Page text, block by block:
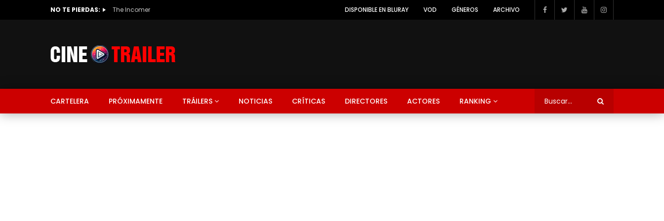
NO TE PIERDAS: The Incomer DISPONIBLE EN BLURAY VOD GÉNEROS ARCHIVO
CARTELERA PRÓXIMAMENTE TRÁILERS NOTICIAS CRÍTICAS DIRECTORES ACTORES RANKING